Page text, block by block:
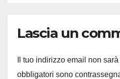
Lascia un
Il tuo indirizzo email non
obbligatori sono